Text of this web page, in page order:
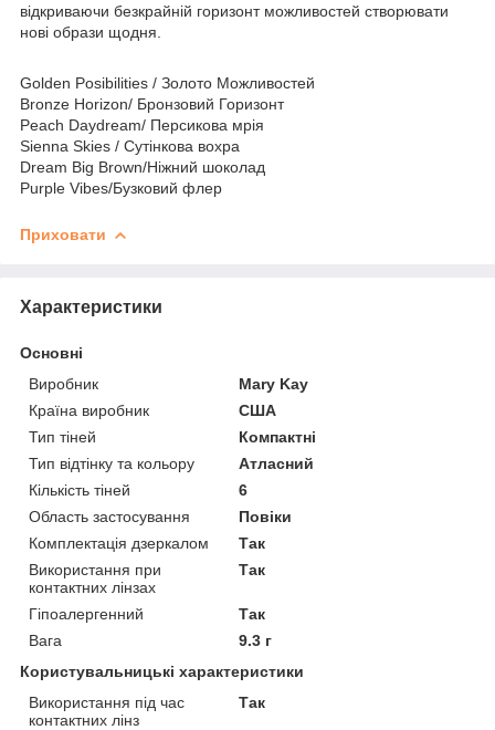
відкриваючи безкрайній горизонт можливостей створювати
нові образи щодня.
Golden Posibilities / Золото Можливостей
Bronze Horizon/ Бронзовий Горизонт
Peach Daydream/ Персикова мрія
Sienna Skies / Сутінкова вохра
Dream Big Brown/Ніжний шоколад
Purple Vibes/Бузковий флер
Приховати
Характеристики
Основні
Виробник
Mary Kay
Країна виробник
США
Тип тіней
Компактні
Тип відтінку та кольору
Атласний
Кількість тіней
6
Область застосування
Повіки
Комплектація дзеркалом
Так
Використання при
контактних лінзах
Так
Гіпоалергенний
Так
Вага
9.3 г
Користувальницькі характеристики
Використання під час
контактних лінз
Так